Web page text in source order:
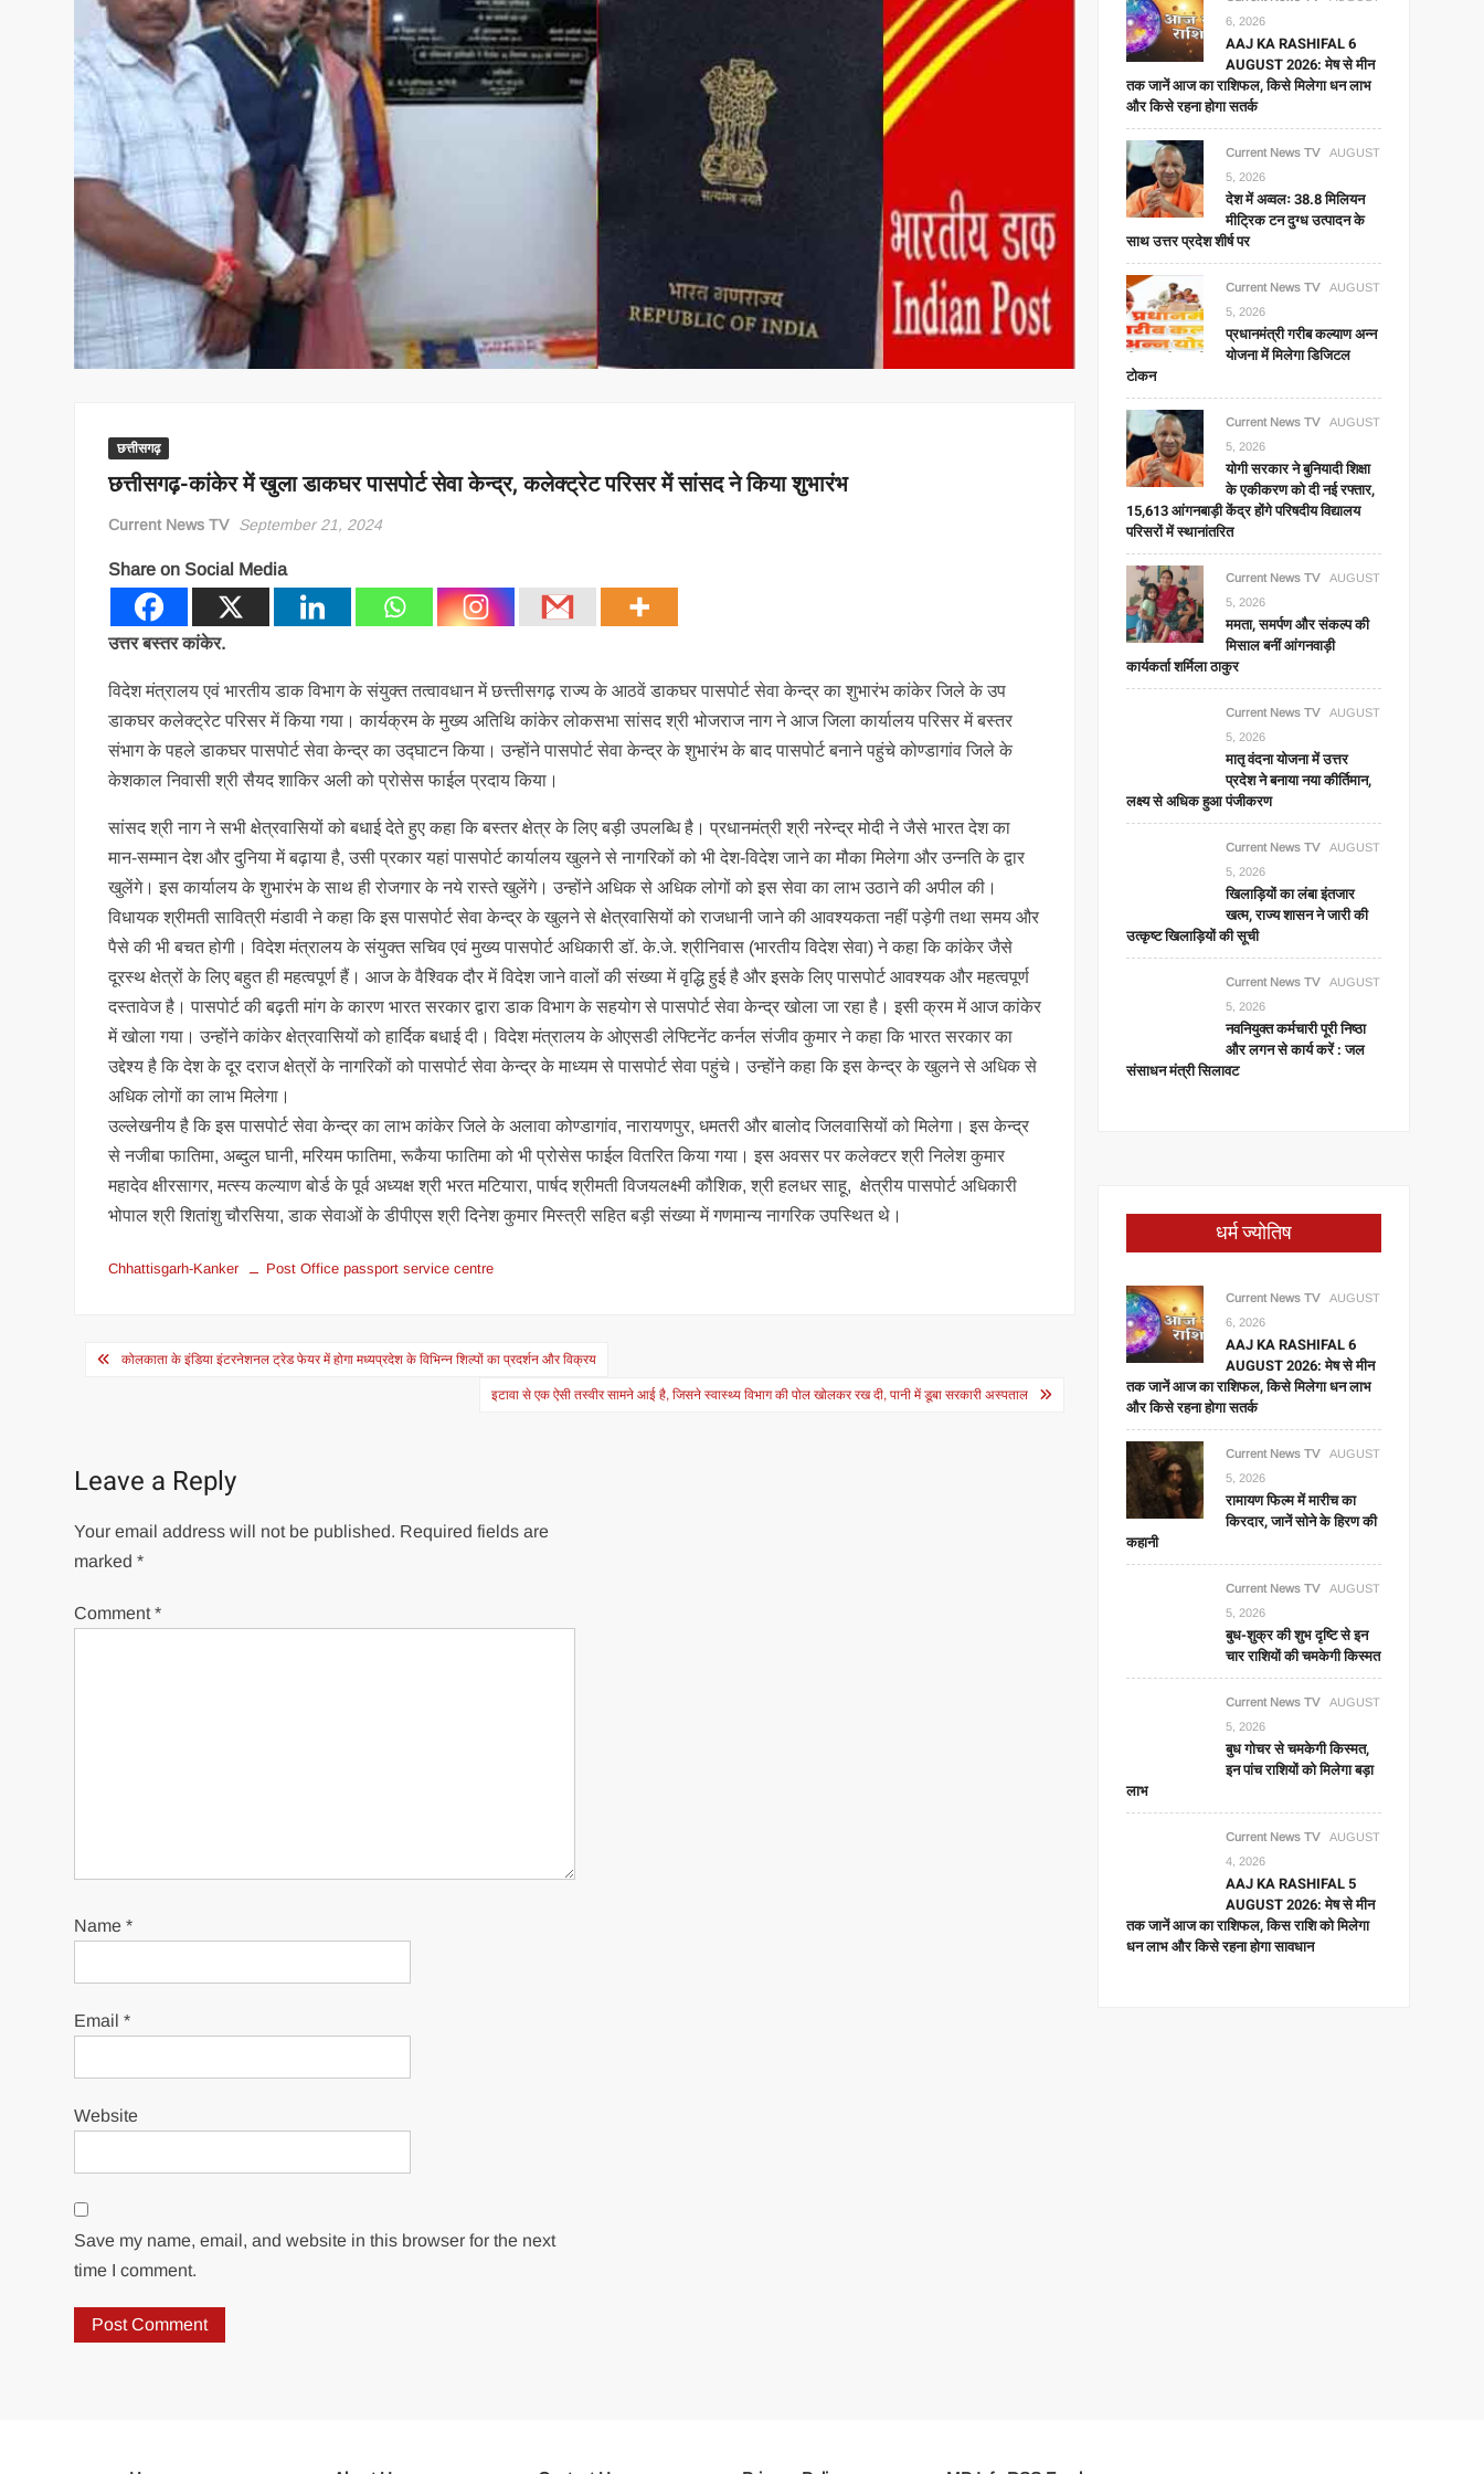
छत्तीसगढ़
छत्तीसगढ़-कांकेर में खुला डाकघर पासपोर्ट सेवा केन्द्र, कलेक्ट्रेट परिसर में सांसद ने किया शुभारंभ
Current News TV September 21, 2024
Share on Social Media
उत्तर बस्तर कांकेर.
विदेश मंत्रालय एवं भारतीय डाक विभाग के संयुक्त तत्वावधान में छत्त्तीसगढ़ राज्य के आठवें डाकघर पासपोर्ट सेवा केन्द्र का शुभारंभ कांकेर जिले के उप
डाकघर कलेक्ट्रेट परिसर में किया गया। कार्यक्रम के मुख्य अतिथि कांकेर लोकसभा सांसद श्री भोजराज नाग ने आज जिला कार्यालय परिसर में बस्तर
संभाग के पहले डाकघर पासपोर्ट सेवा केन्द्र का उद्घाटन किया। उन्होंने पासपोर्ट सेवा केन्द्र के शुभारंभ के बाद पासपोर्ट बनाने पहुंचे कोण्डागांव जिले के
केशकाल निवासी श्री सैयद शाकिर अली को प्रोसेस फाईल प्रदाय किया।
सांसद श्री नाग ने सभी क्षेत्रवासियों को बधाई देते हुए कहा कि बस्तर क्षेत्र के लिए बड़ी उपलब्धि है। प्रधानमंत्री श्री नरेन्द्र मोदी ने जैसे भारत देश का
मान-सम्मान देश और दुनिया में बढ़ाया है, उसी प्रकार यहां पासपोर्ट कार्यालय खुलने से नागरिकों को भी देश-विदेश जाने का मौका मिलेगा और उन्नति के द्वार
खुलेंगे। इस कार्यालय के शुभारंभ के साथ ही रोजगार के नये रास्ते खुलेंगे। उन्होंने अधिक से अधिक लोगों को इस सेवा का लाभ उठाने की अपील की।
विधायक श्रीमती सावित्री मंडावी ने कहा कि इस पासपोर्ट सेवा केन्द्र के खुलने से क्षेत्रवासियों को राजधानी जाने की आवश्यकता नहीं पड़ेगी तथा समय और
पैसे की भी बचत होगी। विदेश मंत्रालय के संयुक्त सचिव एवं मुख्य पासपोर्ट अधिकारी डॉ. के.जे. श्रीनिवास (भारतीय विदेश सेवा) ने कहा कि कांकेर जैसे
दूरस्थ क्षेत्रों के लिए बहुत ही महत्वपूर्ण हैं। आज के वैश्विक दौर में विदेश जाने वालों की संख्या में वृद्धि हुई है और इसके लिए पासपोर्ट आवश्यक और महत्वपूर्ण
दस्तावेज है। पासपोर्ट की बढ़ती मांग के कारण भारत सरकार द्वारा डाक विभाग के सहयोग से पासपोर्ट सेवा केन्द्र खोला जा रहा है। इसी क्रम में आज कांकेर
में खोला गया। उन्होंने कांकेर क्षेत्रवासियों को हार्दिक बधाई दी। विदेश मंत्रालय के ओएसडी लेफ्टिनेंट कर्नल संजीव कुमार ने कहा कि भारत सरकार का
उद्देश्य है कि देश के दूर दराज क्षेत्रों के नागरिकों को पासपोर्ट सेवा केन्द्र के माध्यम से पासपोर्ट सेवा पहुंचे। उन्होंने कहा कि इस केन्द्र के खुलने से अधिक से
अधिक लोगों का लाभ मिलेगा।
उल्लेखनीय है कि इस पासपोर्ट सेवा केन्द्र का लाभ कांकेर जिले के अलावा कोण्डागांव, नारायणपुर, धमतरी और बालोद जिलवासियों को मिलेगा। इस केन्द्र
से नजीबा फातिमा, अब्दुल घानी, मरियम फातिमा, रूकैया फातिमा को भी प्रोसेस फाईल वितरित किया गया। इस अवसर पर कलेक्टर श्री निलेश कुमार
महादेव क्षीरसागर, मत्स्य कल्याण बोर्ड के पूर्व अध्यक्ष श्री भरत मटियारा, पार्षद श्रीमती विजयलक्ष्मी कौशिक, श्री हलधर साहू, क्षेत्रीय पासपोर्ट अधिकारी
भोपाल श्री शितांशु चौरसिया, डाक सेवाओं के डीपीएस श्री दिनेश कुमार मिस्त्री सहित बड़ी संख्या में गणमान्य नागरिक उपस्थित थे।
Chhattisgarh-Kanker Post Office passport service centre
Postकोलकाता के इंडिया इंटरनेशनल ट्रेड फेयर में होगा मध्यप्रदेश के विभिन्न शिल्पों का प्रदर्शन और विक्रय
इटावा से एक ऐसी तस्वीर सामने आई है, जिसने स्वास्थ्य विभाग की पोल खोलकर रख दी, पानी में डूबा सरकारी अस्पताल
Leave a Reply
Your email address will not be published. Required fields are
marked*
Comment*
Name*
Email*
Website
Save my name, email, and website in this browser for the next
time I comment.
6, 2026
AAJ KA RASHIFAL 6
AUGUST 2026: मेष से मीन
तक जानें आज का राशिफल, किसे मिलेगा धन लाभ
और किसे रहना होगा सतर्क
Current News TV
AUGUST
5, 2026
देश में अव्वलः 38.8 मिलियन
मीट्रिक टन दुग्ध उत्पादन के
साथ उत्तर प्रदेश शीर्ष पर
Current News TV
AUGUST
5, 2026
प्रधानमंत्री गरीब कल्याण अन्न
योजना में मिलेगा डिजिटल
टोकन
Current News TV
AUGUST
5, 2026
योगी सरकार ने बुनियादी शिक्षा
के एकीकरण को दी नई रफ्तार,
15,613 आंगनबाड़ी केंद्र होंगे परिषदीय विद्यालय
परिसरों में स्थानांतरित
Current News TV
AUGUST
5, 2026
ममता, समर्पण और संकल्प की
मिसाल बनीं आंगनवाड़ी
कार्यकर्ता शर्मिला ठाकुर
Current News TV
AUGUST
5, 2026
मातृ वंदना योजना में उत्तर
प्रदेश ने बनाया नया कीर्तिमान,
लक्ष्य से अधिक हुआ पंजीकरण
Current News TV
AUGUST
5, 2026
खिलाड़ियों का लंबा इंतजार
खत्म, राज्य शासन ने जारी की
उत्कृष्ट खिलाड़ियों की सूची
Current News TV
AUGUST
5, 2026
नवनियुक्त कर्मचारी पूरी निष्ठा
और लगन से कार्य करें : जल
संसाधन मंत्री सिलावट
धर्म ज्योतिष
Current News TV
AUGUST
6, 2026
AAJ KA RASHIFAL 6
AUGUST 2026: मेष से मीन
तक जानें आज का राशिफल, किसे मिलेगा धन लाभ
और किसे रहना होगा सतर्क
Current News TV
AUGUST
5, 2026
रामायण फिल्म में मारीच का
किरदार, जानें सोने के हिरण की
कहानी
Current News TV
AUGUST
5, 2026
बुध-शुक्र की शुभ दृष्टि से इन
चार राशियों की चमकेगी किस्मत
Current News TV
AUGUST
5, 2026
बुध गोचर से चमकेगी किस्मत,
इन पांच राशियों को मिलेगा बड़ा
लाभ
Current News TV
AUGUST
4, 2026
AAJ KA RASHIFAL 5
AUGUST 2026: मेष से मीन
तक जानें आज का राशिफल, किस राशि को मिलेगा
धन लाभ और किसे रहना होगा सावधान